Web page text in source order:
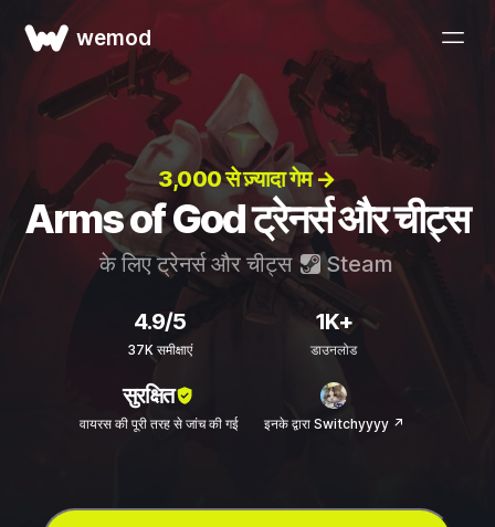
wemod
3,000 से ज़्यादा गेम →
Arms of God ट्रेनर्स और चीट्स
के लिए ट्रेनर्स और चीट्स Steam
4.9/5
37K समीक्षाएं
1K+
डाउनलोड
सुरक्षित
वायरस की पूरी तरह से जांच की गई इनके द्वारा Switchyyyy ↗